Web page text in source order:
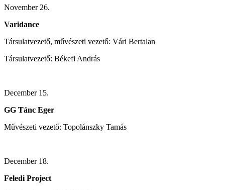
November 26.
Varidance
Társulatvezető, művészeti vezető: Vári Bertalan
Társulatvezető: Békefi András
December 15.
GG Tánc Eger
Művészeti vezető: Topolánszky Tamás
December 18.
Feledi Project